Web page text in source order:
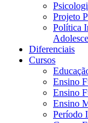
Projeto
Política
Diferenciais
Cursos
Ensino
Ensino
Ensino
Período